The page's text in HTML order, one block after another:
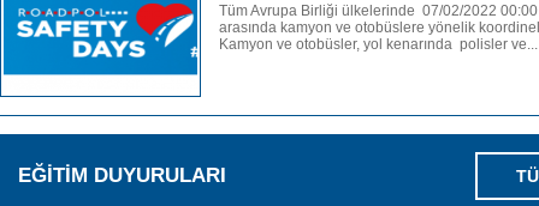
Tüm Avrupa Birliği ülkelerinde 07/02/2022
arasında kamyon ve otobüslere yönelik
Kamyon ve otobüsler, yol kenarında polisler
EĞİTİM DUYURULARI